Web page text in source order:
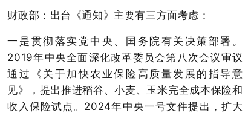
财政部：出台《通知》主要有三方面考虑：
一是贯彻落实党中央、国务院有关决策部署。
2019年中央全面深化改革委员会第八次会议审议
通过《关于加快农业保险高质量发展的指导意
见》，提出推进稻谷、小麦、玉米完全成本保险和
收入保险试点。2024年中央一号文件提出，扩大